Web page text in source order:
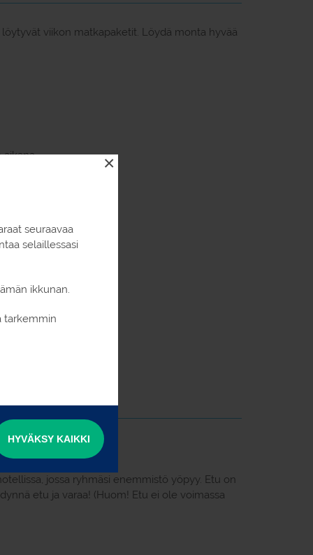
seuraavaa
selaillessasi
ikkunan.
tarkemmin
HYVÄKSY KAIKKI
×
viikon matkapaketit. Löydä monta hyvää
aikana
jossa ryhmäsi enemmistö yöpyy. Etu on
etu ja varaa! (Huom! Etu ei ole voimassa